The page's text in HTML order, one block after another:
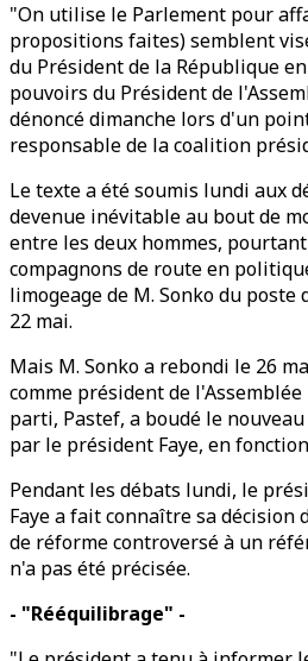
"On utilise le Parlement pour
propositions faites) semblent
du Président de la République
pouvoirs du Président de
dénoncé dimanche lors d'un
responsable de la coalition
Le texte a été soumis lundi aux
devenue inévitable au bout de
entre les deux hommes,
compagnons de route en
limogeage de M. Sonko du
22 mai.
Mais M. Sonko a rebondi le 26
comme président de
parti, Pastef, a boudé le
par le président Faye, en
Pendant les débats lundi, le
Faye a fait connaître sa décision
de réforme controversé à un
n'a pas été précisée.
- "Rééquilibrage" -